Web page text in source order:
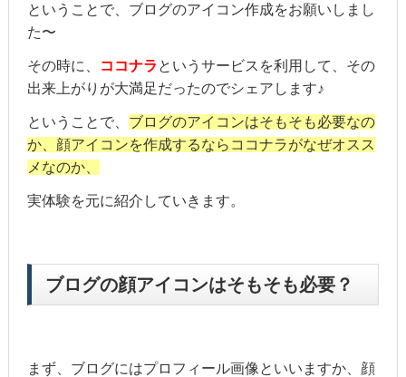
ということで、ブログのアイコン作成をお願いしまし
た〜
その時に、 ココナラ というサービスを利用して、その
出来上がりが大満足だったのでシェアします♪
ということで、 ブログのアイコンはそもそも必要なの
か、顔アイコンを作成するならココナラがなぜオスス
メなのか、
実体験を元に紹介していきます。
ブログの顔アイコンはそもそも必要？
まず、ブログにはプロフィール画像といいますか、顔